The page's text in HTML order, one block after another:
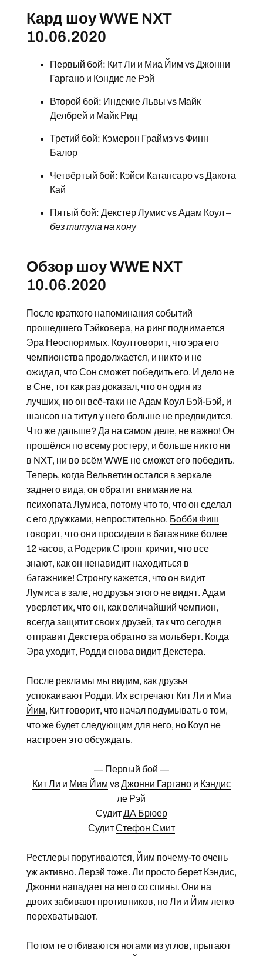
Кард шоу WWE NXT
10.06.2020
Первый бой: Кит Ли и Миа Йим vs Джонни
Гаргано и Кэндис ле Рэй
Второй бой: Индские Львы vs Майк
Делбрей и Майк Рид
Третий бой: Кэмерон Граймз vs Финн
Балор
Четвёртый бой: Кэйси Катансаро vs Дакота
Кай
Пятый бой: Декстер Лумис vs Адам Коул –
без титула на кону
Обзор шоу WWE NXT
10.06.2020
После краткого напоминания событий
прошедшего Тэйковера, на ринг поднимается
Эра Неоспоримых. Коулговорит, что эра его
чемпионства продолжается, и никто и не
ожидал, что Сон сможет победить его. И дело не
в Сне, тот как раз доказал, что он один из
лучших, но он всё-таки не Адам Коул Бэй-Бэй, и
шансов на титул у него больше не предвидится.
Что же дальше? Да на самом деле, не важно! Он
прошёлся по всему ростеру, и больше никто ни
в NXT, ни во всём WWE не сможет его победить.
Теперь, когда Вельветин остался в зеркале
заднего вида, он обратит внимание на
психопата Лумиса, потому что то, что он сделал
с его дружками, непростительно. Бобби Фиш
говорит, что они просидели в багажнике более
12 часов, а Родерик Стронгкричит, что все
знают, как он ненавидит находиться в
багажнике! Стронгу кажется, что он видит
Лумиса в зале, но друзья этого не видят. Адам
уверяет их, что он, как величайший чемпион,
всегда защитит своих друзей, так что сегодня
отправит Декстера обратно за мольберт. Когда
Эра уходит, Родди снова видит Декстера.
После рекламы мы видим, как друзья
успокаивают Родди. Их встречают Кит Ли и Миа
Йим, Кит говорит, что начал подумывать о том,
что же будет следующим для него, но Коул не
настроен это обсуждать.
— Первый бой —
Кит Ли и Миа Йим vsДжонни Гарганои Кэндис
ле Рэй
СудитДА Брюер
СудитСтефон Смит
Рестлеры поругиваются, Йим почему-то очень
уж активно. Лерэй тоже. Ли просто берет Кэндис,
Джонни нападает на него со спины. Они на
двоих забивают противников, но Ли и Йим легко
перехватывают.
Потом те отбиваются ногами из углов, прыгают